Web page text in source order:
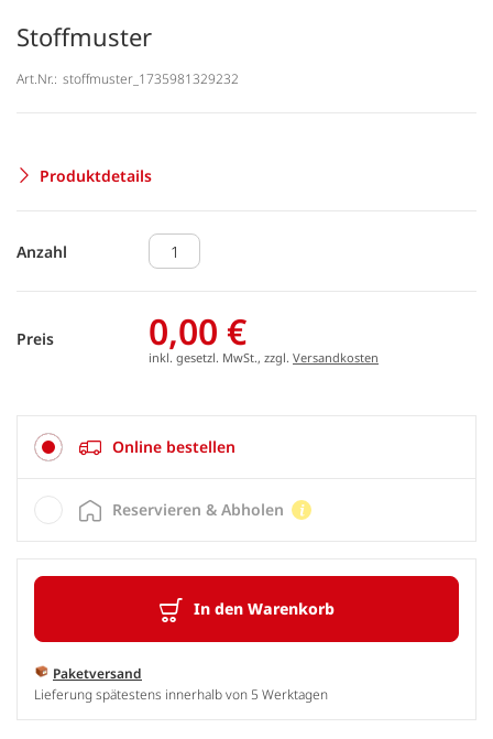
Stoffmuster
Art.Nr.: stoffmuster_1735981329232
Produktdetails
Anzahl
Preis 0,00 €
inkl. gesetzl. MwSt., zzgl. Versandkosten
Online bestellen
In den Warenkorb
Paketversand
Lieferung spätestens innerhalb von 5 Werktagen
Reservieren & Abholen